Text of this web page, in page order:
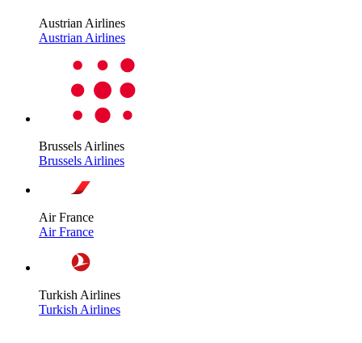
Austrian Airlines
Austrian Airlines
Brussels Airlines
Brussels Airlines
Air France
Air France
Turkish Airlines
Turkish Airlines